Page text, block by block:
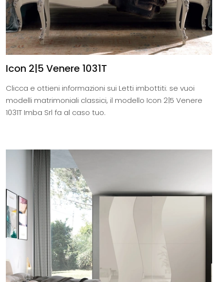
Icon 2|5 Venere 1031T
Clicca e ottieni informazioni sui Letti imbottiti: se vuoi
modelli matrimoniali classici, il modello Icon 2|5 Venere
1031T Imba Srl fa al caso tuo.